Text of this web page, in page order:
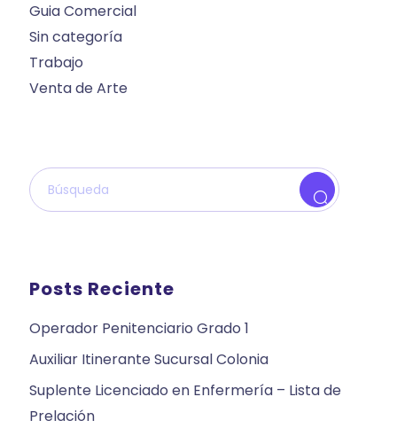
Guia Comercial
Sin categoría
Trabajo
Venta de Arte
Posts Reciente
Operador Penitenciario Grado 1
Auxiliar Itinerante Sucursal Colonia
Suplente Licenciado en Enfermería – Lista de
Prelación